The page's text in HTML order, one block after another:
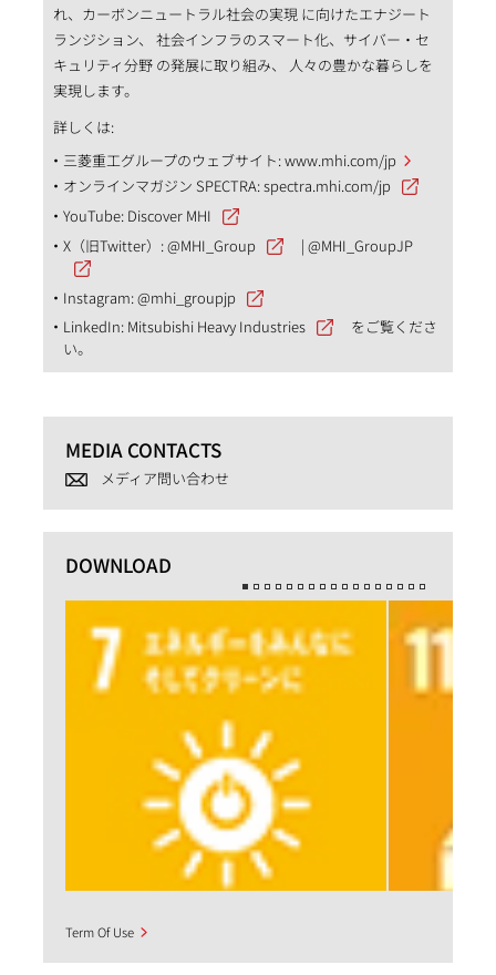
れ、カーボンニュートラル社会の実現 に向けたエナジート
ランジション、 社会インフラのスマート化、サイバー・セ
キュリティ分野 の発展に取り組み、 人々の豊かな暮らしを
実現します。
詳しくは:
三菱重工グループのウェブサイト:www.mhi.com/jp
オンラインマガジン SPECTRA:spectra.mhi.com/jp
YouTube: Discover MHI
X（旧Twitter）:@MHI_Group |@MHI_GroupJP
Instagram:@mhi_groupjp
LinkedIn: Mitsubishi Heavy Industries
をご覧くださ
い。
MEDIA CONTACTS
メディア問い合わせ
DOWNLOAD
Term Of Use